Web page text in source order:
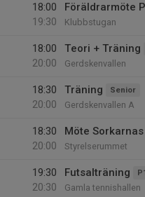
18:00
19:30
Föräldrarmöte
Klubbstugan
18:00
20:00
Teori + Träning
Gerdskenvallen
18:30
20:00
Träning Senior
Gerdskenvallen A
18:30
20:00
Möte
Styrelserummet
19:30
20:30
Futsalträning
Gamla tennishallen